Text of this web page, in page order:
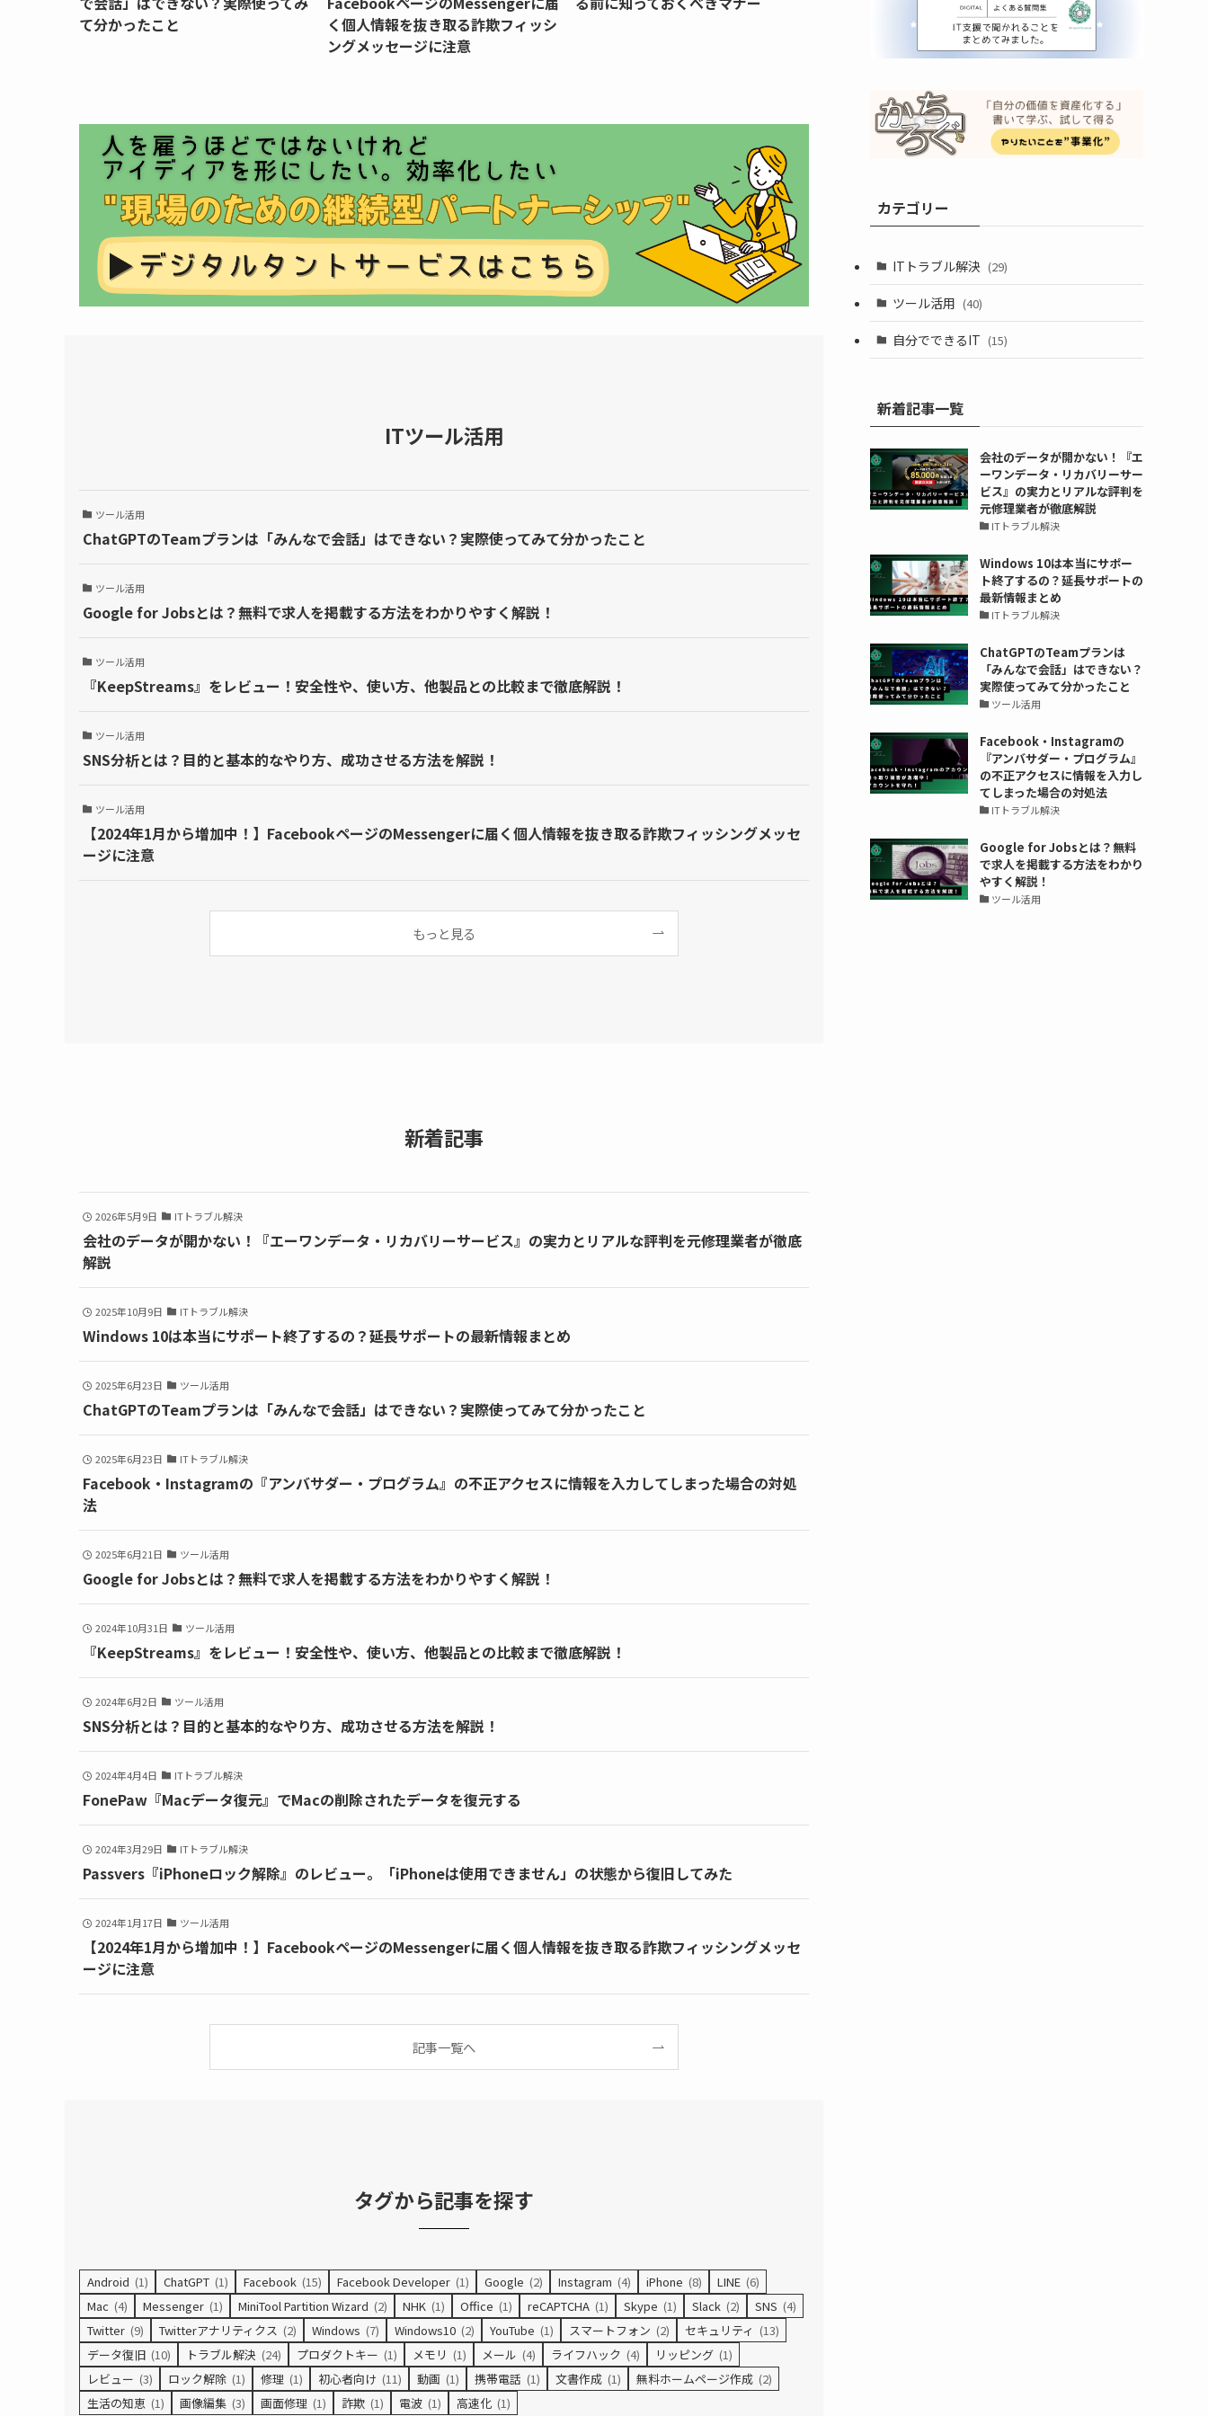
て分かったこと
く個人情報を抜き取る詐欺フィッシ
ングメッセージに注意
ITツール活用
ツール活用
ChatGPTのTeamプランは「みんなで会話」はできない？実際使ってみて分かったこと
ツール活用
Google for Jobsとは？無料で求人を掲載する方法をわかりやすく解説！
ツール活用
『KeepStreams』をレビュー！安全性や、使い方、他製品との比較まで徹底解説！
ツール活用
SNS分析とは？目的と基本的なやり方、成功させる方法を解説！
ツール活用
【2024年1月から増加中！】FacebookページのMessengerに届く個人情報を抜き取る詐欺フィッシングメッセ
ージに注意
もっと見る
新着記事
2026年5月9日 ITトラブル解決
会社のデータが開かない！『エーワンデータ・リカバリーサービス』の実力とリアルな評判を元修理業者が徹底
解説
2025年10月9日 ITトラブル解決
Windows 10は本当にサポート終了するの？延長サポートの最新情報まとめ
2025年6月23日 ツール活用
ChatGPTのTeamプランは「みんなで会話」はできない？実際使ってみて分かったこと
2025年6月23日 ITトラブル解決
Facebook・Instagramの『アンバサダー・プログラム』の不正アクセスに情報を入力してしまった場合の対処
法
2025年6月21日 ツール活用
Google for Jobsとは？無料で求人を掲載する方法をわかりやすく解説！
2024年10月31日 ツール活用
『KeepStreams』をレビュー！安全性や、使い方、他製品との比較まで徹底解説！
2024年6月2日 ツール活用
SNS分析とは？目的と基本的なやり方、成功させる方法を解説！
2024年4月4日 ITトラブル解決
FonePaw『Macデータ復元』でMacの削除されたデータを復元する
2024年3月29日 ITトラブル解決
Passvers『iPhoneロック解除』のレビュー。「iPhoneは使用できません」の状態から復旧してみた
2024年1月17日 ツール活用
【2024年1月から増加中！】FacebookページのMessengerに届く個人情報を抜き取る詐欺フィッシングメッセ
ージに注意
記事一覧へ
タグから記事を探す
Android (1) ChatGPT (1) Facebook (15) Facebook Developer (1) Google (2) Instagram (4) iPhone (8) LINE (6)
Mac (4) Messenger (1) MiniTool Partition Wizard (2) NHK (1) Office (1) reCAPTCHA (1) Skype (1) Slack (2) SNS (4)
Twitter (9) Twitterアナリティクス (2) Windows (7) Windows10 (2) YouTube (1) スマートフォン (2) セキュリティ (13)
データ復旧 (10) トラブル解決 (24) プロダクトキー (1) メモリ (1) メール (4) ライフハック (4) リッピング (1)
レビュー (3) ロック解除 (1) 修理 (1) 初心者向け (11) 動画 (1) 携帯電話 (1) 文書作成 (1) 無料ホームページ作成 (2)
生活の知恵 (1) 画像編集 (3) 画面修理 (1) 詐欺 (1) 電波 (1) 高速化 (1)
カテゴリー
ITトラブル解決 (29)
ツール活用 (40)
自分でできるIT (15)
新着記事一覧
会社のデータが開かない！『エ
ーワンデータ・リカバリーサー
ビス』の実力とリアルな評判を
元修理業者が徹底解説
ITトラブル解決
Windows 10は本当にサポー
ト終了するの？延長サポートの
最新情報まとめ
ITトラブル解決
ChatGPTのTeamプランは
「みんなで会話」はできない？
実際使ってみて分かったこと
ツール活用
Facebook・Instagramの
『アンバサダー・プログラム』
の不正アクセスに情報を入力し
てしまった場合の対処法
ITトラブル解決
Google for Jobsとは？無料
で求人を掲載する方法をわかり
やすく解説！
ツール活用